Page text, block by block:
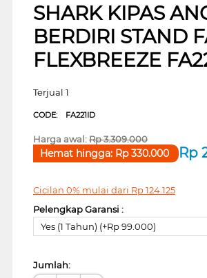
SHARK KIPAS
BERDIRI STAND
FLEXBREEZE
Terjual 1
CODE: FA221ID
Harga awal:Rp3.309.000
Rp
Hemat hingga: Rp330.000
Cicilan 0% mulai dari Rp124.125
Pelengkap Garansi :
Yes (1 Tahun) (+Rp 99.000)
Jumlah: